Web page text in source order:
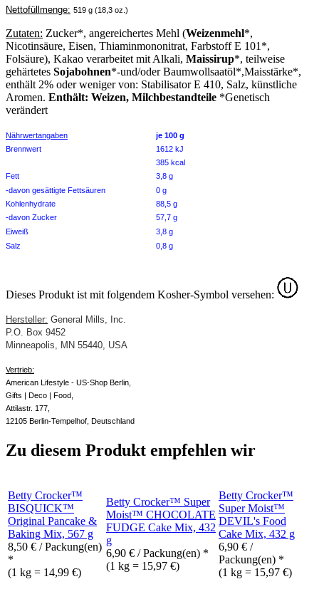
Nettofüllmenge: 519 g (18,3 oz.)
Zutaten: Zucker*, angereichertes Mehl (Weizenmehl*,
Nicotinsäure, Eisen, Thiaminmononitrat, Farbstoff E 101*,
Folsäure), Kakao verarbeitet mit Alkali, Maissirup*, teilweise
gehärtetes Sojabohnen*-und/oder Baumwollsaatöl*,Maisstärke*,
enthält 2% oder weniger von: Stabilisator E 410, Salz, künstliche
Aromen. Enthält: Weizen, Milchbestandteile *Genetisch
verändert
Nährwertangaben
je 100 g
Brennwert
1612 kJ
385 kcal
Fett
3,8 g
-davon gesättigte Fettsäuren
0 g
Kohlenhydrate
88,5 g
-davon Zucker
57,7 g
Eiweiß
3,8 g
Salz
0,8 g
Dieses Produkt ist mit folgendem Kosher-Symbol versehen:
Hersteller: General Mills, Inc.
P.O. Box 9452
Minneapolis, MN 55440, USA
Vertrieb:
American Lifestyle - US-Shop Berlin,
Gifts | Deco | Food,
Attilastr. 177,
12105 Berlin-Tempelhof, Deutschland
Zu diesem Produkt empfehlen wir
Betty Crocker™
BISQUICK™
Original Pancake &
Baking Mix, 567 g
8,50 € / Packung(en)
*
(1 kg = 14,99 €)
Betty Crocker™ Super
Moist™ CHOCOLATE
FUDGE Cake Mix, 432
g
6,90 € / Packung(en) *
(1 kg = 15,97 €)
Betty Crocker™
Super Moist™
DEVIL's Food
Cake Mix, 432 g
6,90 € /
Packung(en) *
(1 kg = 15,97 €)